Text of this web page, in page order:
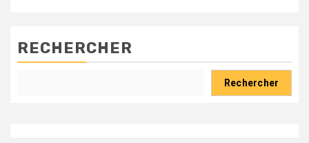
RECHERCHER
Rechercher